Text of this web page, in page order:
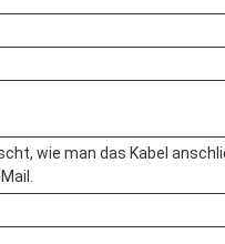
wie man das Kabel